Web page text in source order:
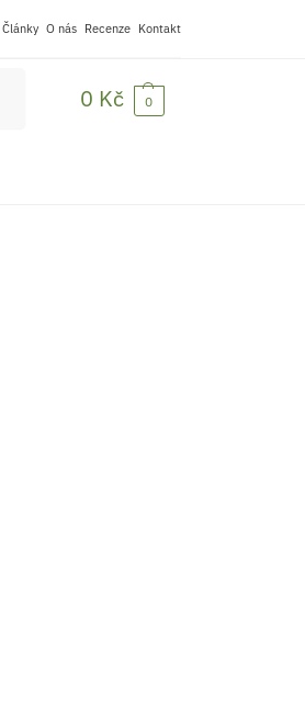
Články O nás Recenze Kontakt
0 Kč 0